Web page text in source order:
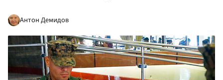
Антон Демидов